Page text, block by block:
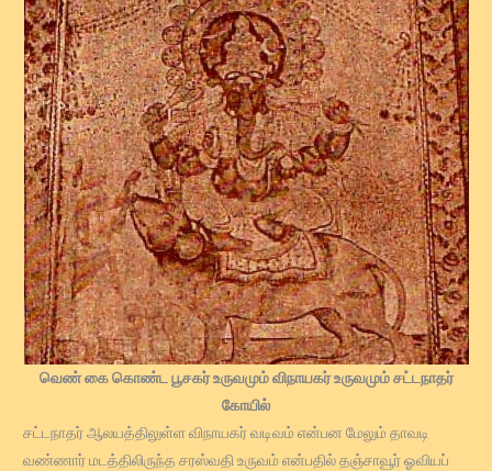
வெண் கை கொண்ட பூசகர் உருவமும் விநாயகர் உருவமும் சட்டநாதர்
கோயில்
சட்டநாதர் ஆலயத்திலுள்ள விநாயகர் வடிவம் என்பன மேலும் தாவடி
வண்ணார் மடத்திலிருந்த சரஸ்வதி உருவம் என்பதில் தஞ்சாவூர் ஓவியப்